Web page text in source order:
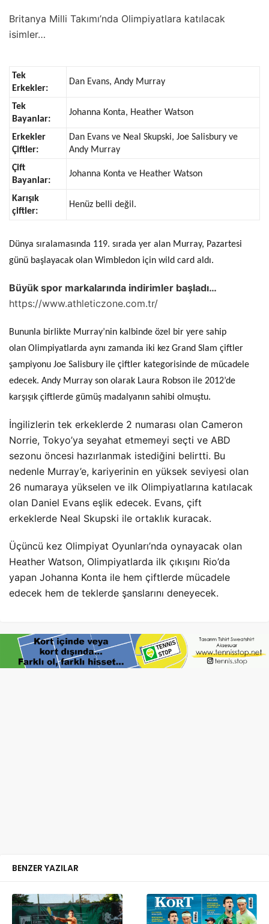
Britanya Milli Takımı’nda Olimpiyatlara katılacak
isimler…
Tek
Erkekler:
Dan Evans, Andy Murray
Tek
Bayanlar:
Johanna Konta, Heather Watson
Erkekler
Çiftler:
Dan Evans ve Neal Skupski, Joe Salisbury ve
Andy Murray
Çift
Bayanlar:
Johanna Konta ve Heather Watson
Karışık
çiftler:
Henüz belli değil.
Dünya sıralamasında 119. sırada yer alan Murray, Pazartesi
günü başlayacak olan Wimbledon için wild card aldı.
Büyük spor markalarında indirimler başladı…
https://www.athleticzone.com.tr/
Bununla birlikte Murray’nin kalbinde özel bir yere sahip
olan Olimpiyatlarda aynı zamanda iki kez Grand Slam çiftler
şampiyonu Joe Salisbury ile çiftler kategorisinde de mücadele
edecek. Andy Murray son olarak Laura Robson ile 2012’de
karşışık çiftlerde gümüş madalyanın sahibi olmuştu.
İngilizlerin tek erkeklerde 2 numarası olan Cameron
Norrie, Tokyo’ya seyahat etmemeyi seçti ve ABD
sezonu öncesi hazırlanmak istediğini belirtti. Bu
nedenle Murray’e, kariyerinin en yüksek seviyesi olan
26 numaraya yükselen ve ilk Olimpiyatlarına katılacak
olan Daniel Evans eşlik edecek. Evans, çift
erkeklerde Neal Skupski ile ortaklık kuracak.
Üçüncü kez Olimpiyat Oyunları’nda oynayacak olan
Heather Watson, Olimpiyatlarda ilk çıkışını Rio’da
yapan Johanna Konta ile hem çiftlerde mücadele
edecek hem de teklerde şanslarını deneyecek.
BENZER YAZILAR